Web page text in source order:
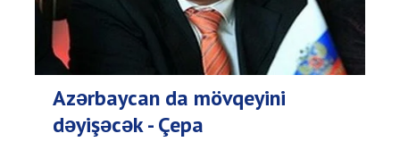
Azərbaycan da mövqeyini
dəyişəcək - Çepa